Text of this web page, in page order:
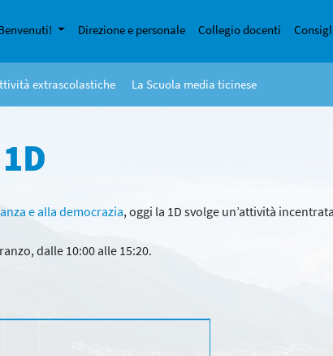
Direzione e personale Collegio docenti
extrascolastiche La Scuola media ticinese
e alla democrazia, oggi la 1D svolge un’attività
dalle 10:00 alle 15:20.